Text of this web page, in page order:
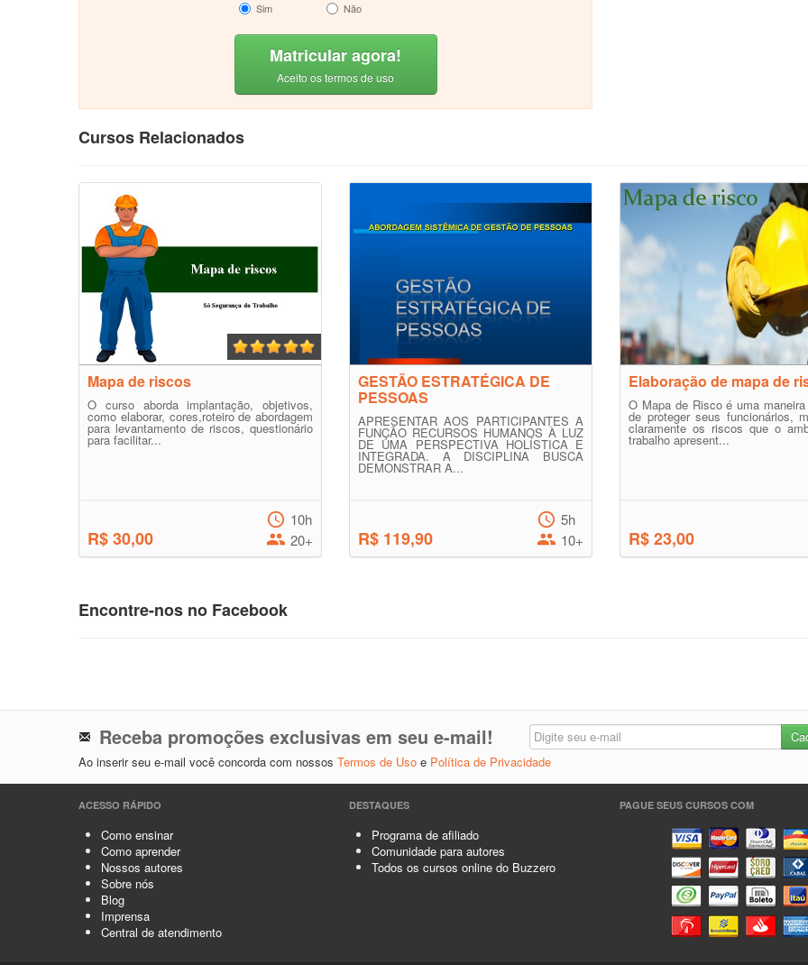
Sim
Não
Matricular agora!
Aceito os termos de uso
Cursos Relacionados
Mapa de riscos
O curso aborda implantação, objetivos,
como elaborar, cores,roteiro de abordagem
para levantamento de riscos, questionário
para facilitar...
R$ 30,00
10h
20+
GESTÃO ESTRATÉGICA DE
PESSOAS
APRESENTAR AOS PARTICIPANTES A
FUNÇÃO RECURSOS HUMANOS À LUZ
DE UMA PERSPECTIVA HOLÍSTICA E
INTEGRADA. A DISCIPLINA BUSCA
DEMONSTRAR A...
R$ 119,90
5h
10+
Elaboração de mapa de
O Mapa de Risco é uma
de proteger seus funcionários,
claramente os riscos que o
trabalho apresent...
R$ 23,00
Encontre-nos no Facebook
Receba promoções exclusivas em seu e-mail!
Ao inserir seu e-mail você concorda com nossos Termos de Uso e Política de Privacidade
ACESSO RÁPIDO
Como ensinar
Como aprender
Nossos autores
Sobre nós
Blog
Imprensa
Central de atendimento
DESTAQUES
Programa de afiliado
Comunidade para autores
Todos os cursos online do Buzzero
PAGUE SEUS CURSOS COM